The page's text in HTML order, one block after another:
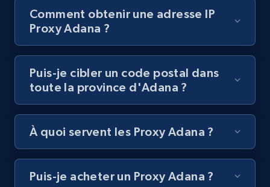
Comment obtenir une adresse IP
Proxy Adana ?
Puis-je cibler un code postal dans
toute la province d'Adana ?
À quoi servent les Proxy Adana ?
Puis-je acheter un Proxy Adana ?